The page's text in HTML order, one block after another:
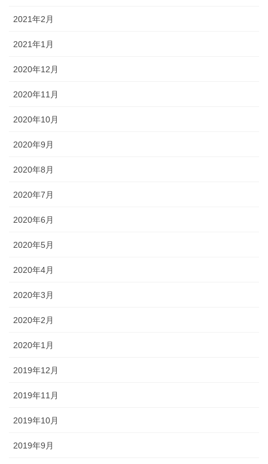
2021年2月
2021年1月
2020年12月
2020年11月
2020年10月
2020年9月
2020年8月
2020年7月
2020年6月
2020年5月
2020年4月
2020年3月
2020年2月
2020年1月
2019年12月
2019年11月
2019年10月
2019年9月